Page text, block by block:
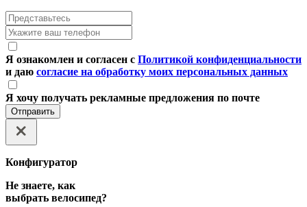
Я ознакомлен и согласен с Политикой конфиденциальности
и даю согласие на обработку моих персональных данных
Я хочу получать рекламные предложения по почте
Отправить
Конфигуратор
Не знаете, как
выбрать велосипед?